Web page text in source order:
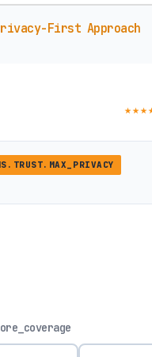
First Approach